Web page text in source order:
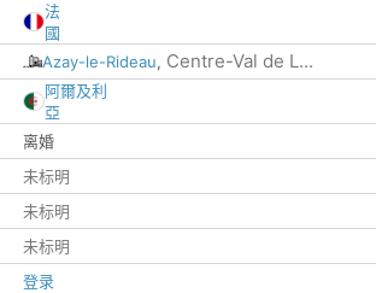
法
國
Azay-le-Rideau, Centre-Val de L...
阿爾及利
亞
离婚
未标明
未标明
未标明
登录